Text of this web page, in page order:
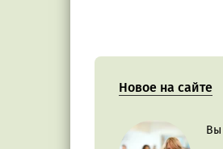
Новое на сайте
Вы